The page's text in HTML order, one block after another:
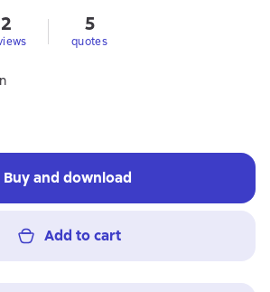
2 5
quotes
Buy and download
Add to cart